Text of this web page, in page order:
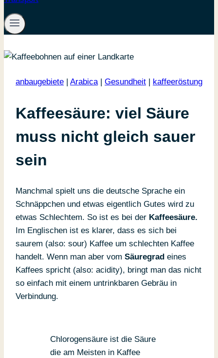
anbaugebiete Arabica| Gesundheit kaffeeröstung
Kaffeesäure: viel Säure
muss nicht gleich sauer
sein
Manchmal spielt uns die deutsche Sprache ein
Schnäppchen und etwas eigentlich Gutes wird zu
etwas Schlechtem. So ist es bei der Kaffeesäure.
Im Englischen ist es klarer, dass es sich bei
saurem (also: sour) Kaffee um schlechten Kaffee
handelt. Wenn man aber vom Säuregrad eines
Kaffees spricht (also: acidity), bringt man das nicht
so einfach mit einem untrinkbaren Gebräu in
Verbindung.
Chlorogensäure ist die Säure
die am Meisten in Kaffee